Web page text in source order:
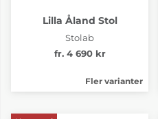
Lilla Åland Stol
Stolab
fr. 4 690 kr
Fler varianter